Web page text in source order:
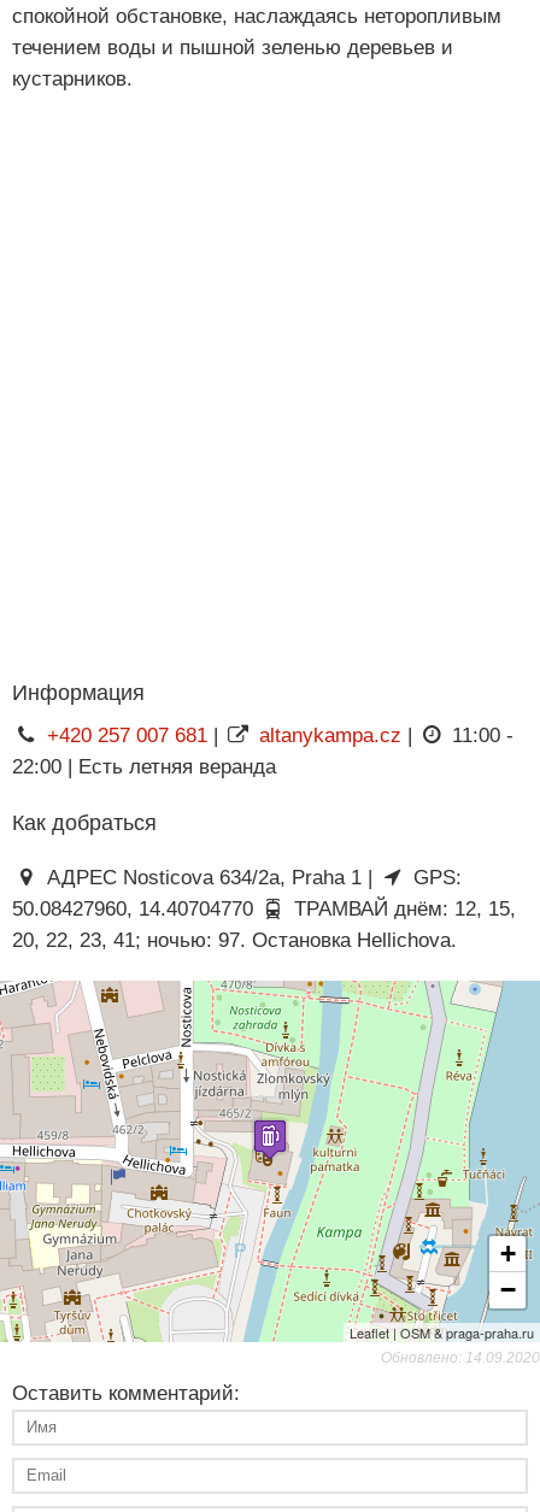
спокойной обстановке, наслаждаясь неторопливым
течением воды и пышной зеленью деревьев и
кустарников.
Информация
+420 257 007 681| altanykampa.cz |
11:00 -
22:00 | Есть летняя веранда
Как добраться
АДРЕС Nosticova 634/2a, Praha 1 |
GPS:
50.08427960, 14.40704770
ТРАМВАЙ днём: 12, 15,
20, 22, 23, 41; ночью: 97. Остановка Hellichova.
+
−
Leaflet | OSM & praga-praha.ru
Обновлено: 14.09.2020
Оставить комментарий: